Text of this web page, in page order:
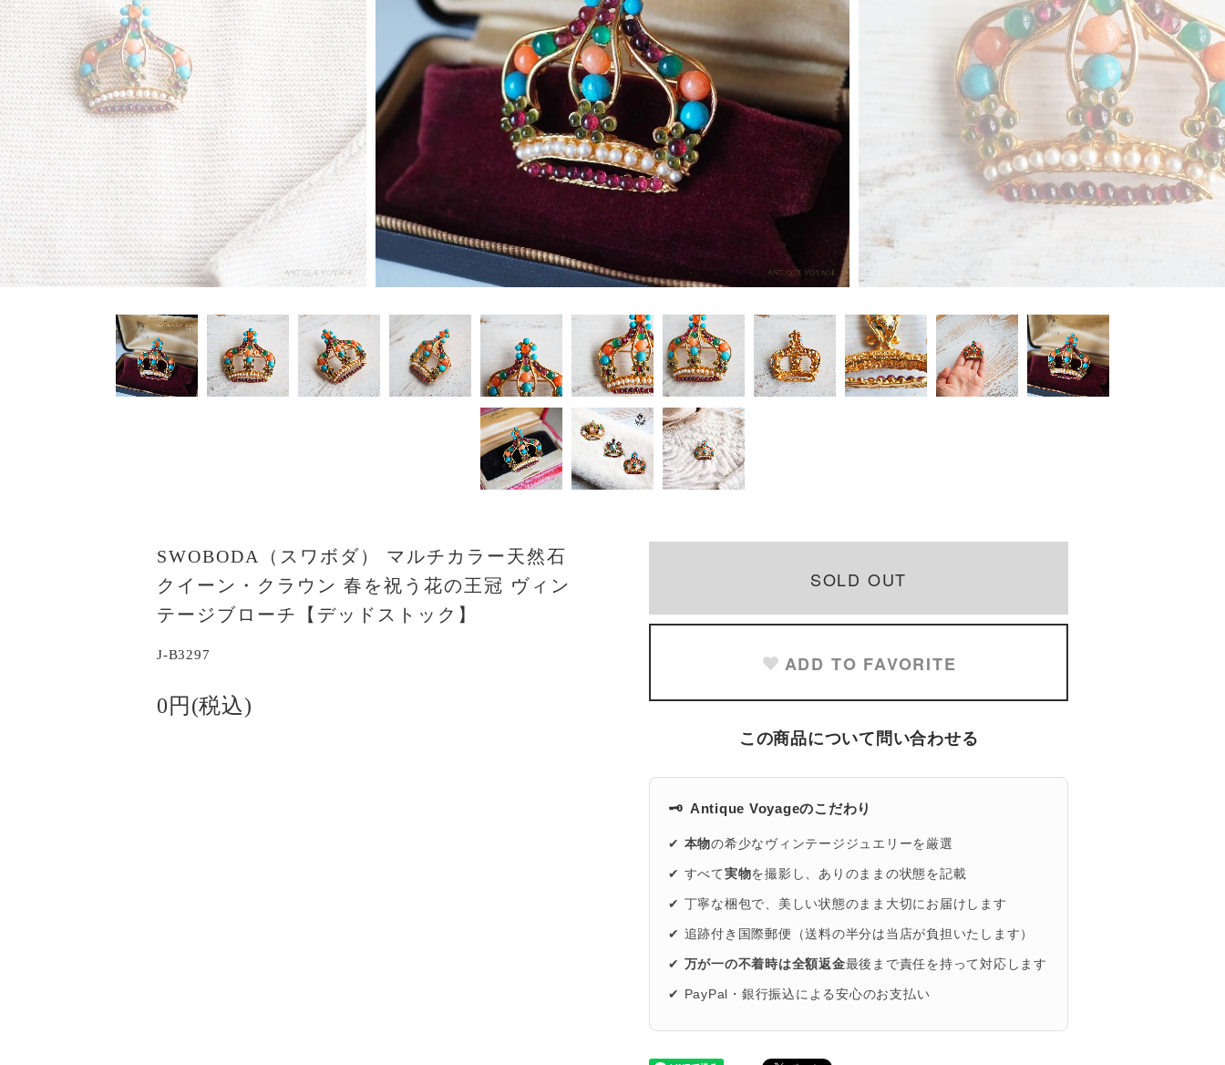
SWOBODA（スワボダ） マルチカラー天然石
クイーン・クラウン 春を祝う花の王冠 ヴィン
テージブローチ【デッドストック】
J-B3297
0円(税込)
SOLD OUT
ADD TO FAVORITE
この商品について問い合わせる
🗝️ Antique Voyageのこだわり
✔ 本物の希少なヴィンテージジュエリーを厳選
✔ すべて 実物を撮影し、ありのままの状態を記載
✔ 丁寧な梱包で、美しい状態のまま大切にお届けします
✔ 追跡付き国際郵便（送料の半分は当店が負担いたします）
✔ 万が一の不着時は全額返金最後まで責任を持って対応します
✔ PayPal・銀行振込による安心のお支払い